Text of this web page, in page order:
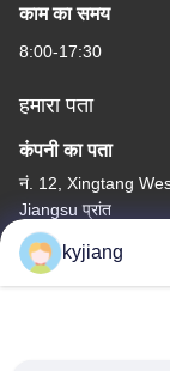
काम का समय
8:00-17:30
हमारा पता
कंपनी का पता
नं. 12, Xingtang
Jiangsu प्रांत
कारखाने का पता
नं. 12, Xingtang
kyjiang